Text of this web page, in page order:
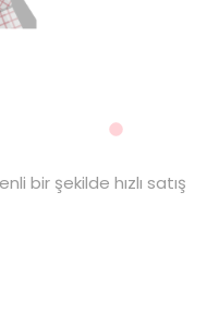
bir şekilde hızlı satış